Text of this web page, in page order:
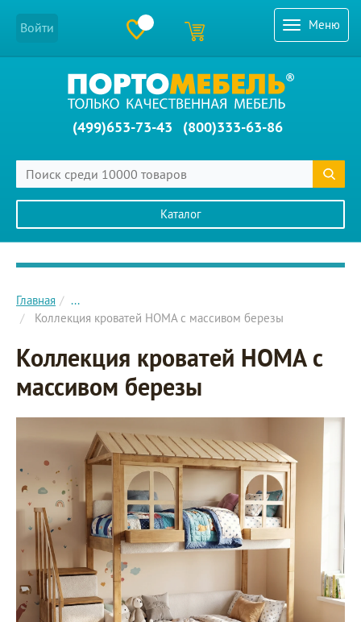
Меню
Войти
(499)653-73-43 (800)333-63-86
Каталог
Главное меню сайта
Главная
...
Коллекция кроватей HOMA c массивом березы
Коллекция кроватей HOMA c
массивом березы